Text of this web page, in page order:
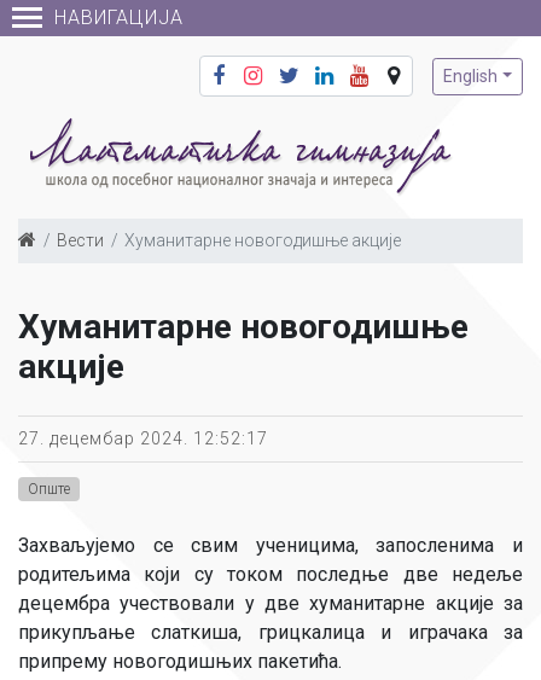
НАВИГАЦИЈА
English
Вести Хуманитарне новогодишње акције
Хуманитарне новогодишње
акције
27. децембар 2024. 12:52:17
Опште
Захваљујемо се свим ученицима, запосленима и
родитељима који су током последње две недеље
децембра учествовали у две хуманитарне акције за
прикупљање слаткиша, грицкалица и играчака за
припрему новогодишњих пакетића.